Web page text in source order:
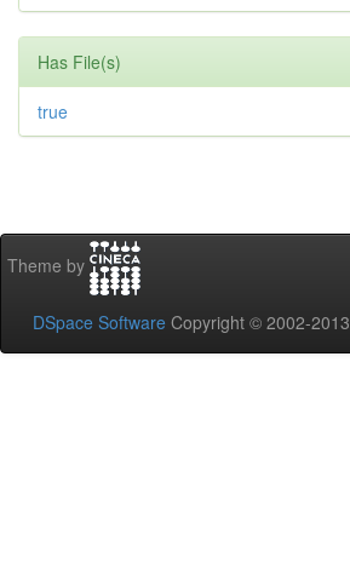
Has File(s)
true
Theme by
DSpace Software Copyright © 2002-2013